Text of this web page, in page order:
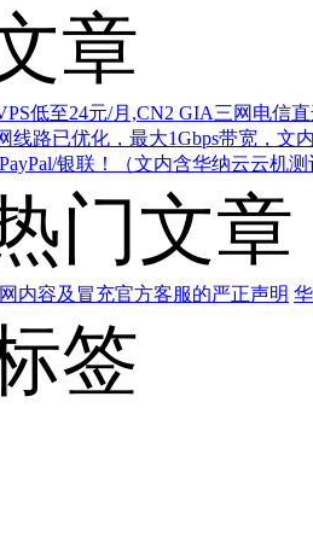
章
低至24元/月,CN2 GIA三网电信
线路已优化，最大1Gbps带宽，文
银联！（文内含华纳云云机测
门文章
内容及冒充官方客服的严正声明
签